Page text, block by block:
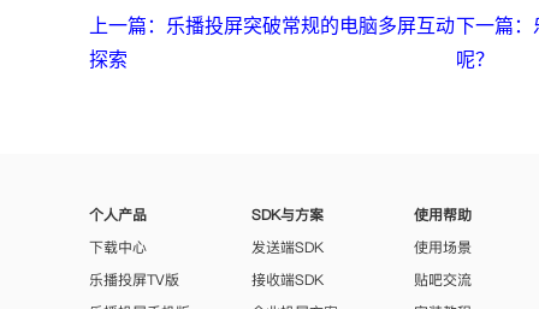
上一篇：乐播投屏突破常规的电脑多屏互动
探索
下一篇：
呢？
个人产品
下载中心
乐播投屏TV版
SDK与方案
发送端SDK
接收端SDK
使用帮助
使用场景
贴吧交流